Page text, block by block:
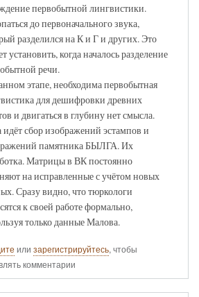
первобытной лингвистики.
до первоначального звука,
разделился на К и Г и других. Это
установить, когда началось разделение
речи.
этапе, необходима первобытная
для дешифровки древних
и двигаться в глубину нет смысла.
сбор изображений эстампов и
памятника БЫЛГА. Их
Матрицы в ВК постоянно
на исправленные с учётом новых
Сразу видно, что тюркологи
к своей работе формально,
только данные Малова.
или зарегистрируйтесь, чтобы
комментарии